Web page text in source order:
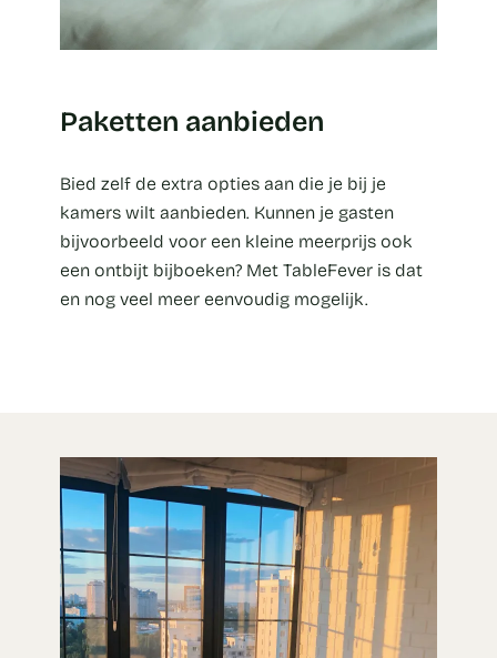
Paketten aanbieden
Bied zelf de extra opties aan die je bij je
kamers wilt aanbieden. Kunnen je gasten
bijvoorbeeld voor een kleine meerprijs ook
een ontbijt bijboeken? Met TableFever is dat
en nog veel meer eenvoudig mogelijk.